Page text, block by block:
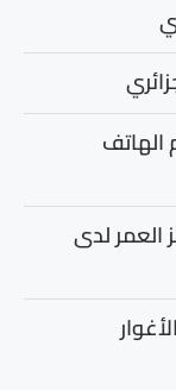
الهاتف
العمر لدى